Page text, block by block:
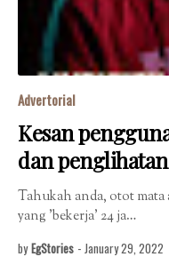
Advertorial
Kesan
dan
Tahukah anda, otot
yang 'bekerja' 24 ja…
by EgStories - January 29, 2022